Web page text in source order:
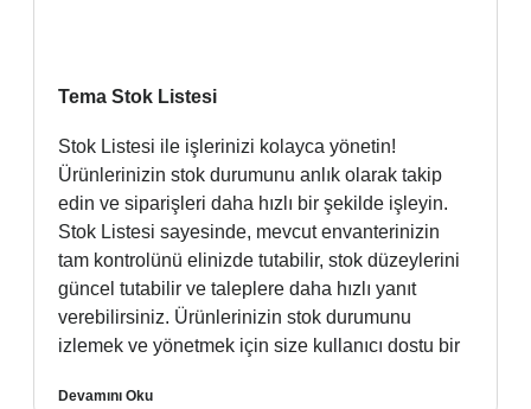
Tema Stok Listesi
Stok Listesi ile işlerinizi kolayca yönetin!
Ürünlerinizin stok durumunu anlık olarak takip
edin ve siparişleri daha hızlı bir şekilde işleyin.
Stok Listesi sayesinde, mevcut envanterinizin
tam kontrolünü elinizde tutabilir, stok düzeylerini
güncel tutabilir ve taleplere daha hızlı yanıt
verebilirsiniz. Ürünlerinizin stok durumunu
izlemek ve yönetmek için size kullanıcı dostu bir
Devamını Oku